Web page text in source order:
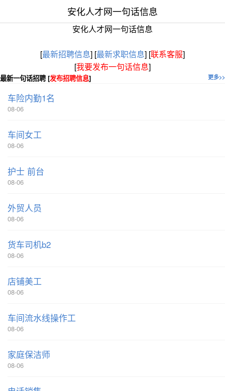
安化人才网一句话信息
安化人才网一句话信息
[最新招聘信息] [最新求职信息] [联系客服]
[我要发布一句话信息]
更多>>
最新一句话招聘 [发布招聘信息]
车险内勤1名
08-06
车间女工
08-06
护士 前台
08-06
外贸人员
08-06
货车司机b2
08-06
店铺美工
08-06
车间流水线操作工
08-06
家庭保洁师
08-06